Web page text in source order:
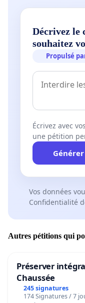
Décrivez le
souhaitez
Propulsé
Écrivez avec
une pétition
Vos données
Confidentialité
Autres pétitions qui
Préserver
Chaussée
245 signatures
174 Signatures / 7